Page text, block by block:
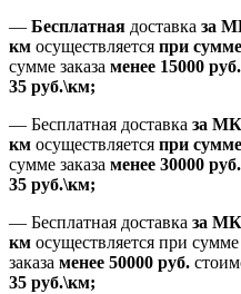
— Бесплатная доставка за
км осуществляется при сумме
сумме заказа менее 15000 руб.
35 руб.\км;
— Бесплатная доставка за
км осуществляется при сумме
сумме заказа менее 30000 руб.
35 руб.\км;
— Бесплатная доставка за
км осуществляется при сумме
заказа менее 50000 руб.
35 руб.\км;